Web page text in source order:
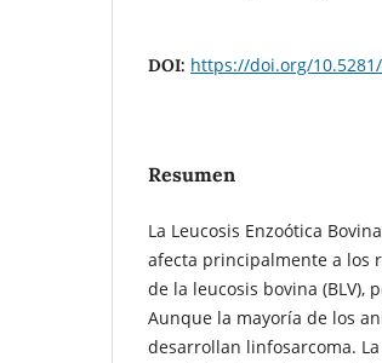
DOI: https://doi.org/
Resumen
La Leucosis Enzoótica
afecta principalmente a los
de la leucosis bovina (BLV),
Aunque la mayoría de los
desarrollan linfosarcoma.